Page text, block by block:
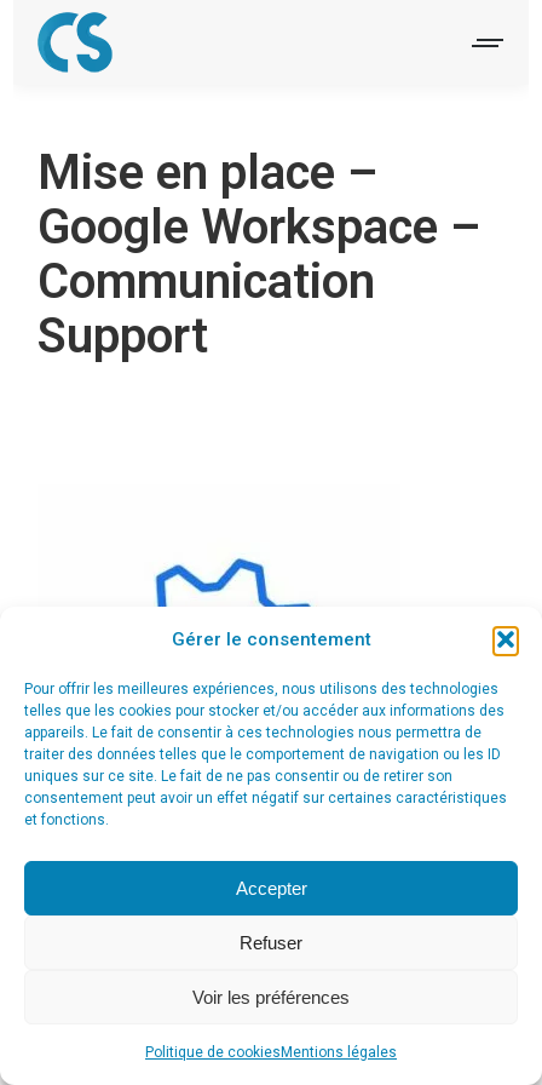
Gérer le consentement
Pour offrir les meilleures expériences, nous utilisons des technologies
telles que les cookies pour stocker et/ou accéder aux informations des
appareils. Le fait de consentir à ces technologies nous permettra de
traiter des données telles que le comportement de navigation ou les ID
uniques sur ce site. Le fait de ne pas consentir ou de retirer son
consentement peut avoir un effet négatif sur certaines caractéristiques
et fonctions.
Accepter
Refuser
Voir les préférences
Politique de cookies Mentions légales
Mise en place –
Google Workspace –
Communication
Support
© Agence Communication Support [ Agence CS ] - Conseil en
menu_principal